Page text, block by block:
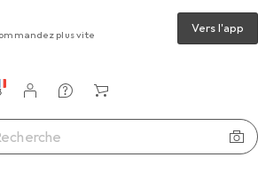
plus vite Vers l'app
client
de comparaison
d'envies